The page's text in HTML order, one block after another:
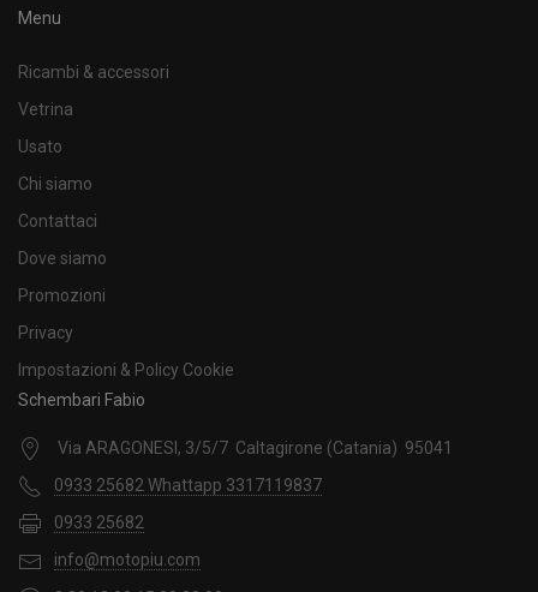
Menu
Ricambi & accessori
Vetrina
Usato
Chi siamo
Contattaci
Dove siamo
Promozioni
Privacy
Impostazioni & Policy Cookie
Schembari Fabio
Via ARAGONESI, 3/5/7 Caltagirone (Catania) 95041
0933 25682 Whattapp 3317119837
0933 25682
info@motopiu.com